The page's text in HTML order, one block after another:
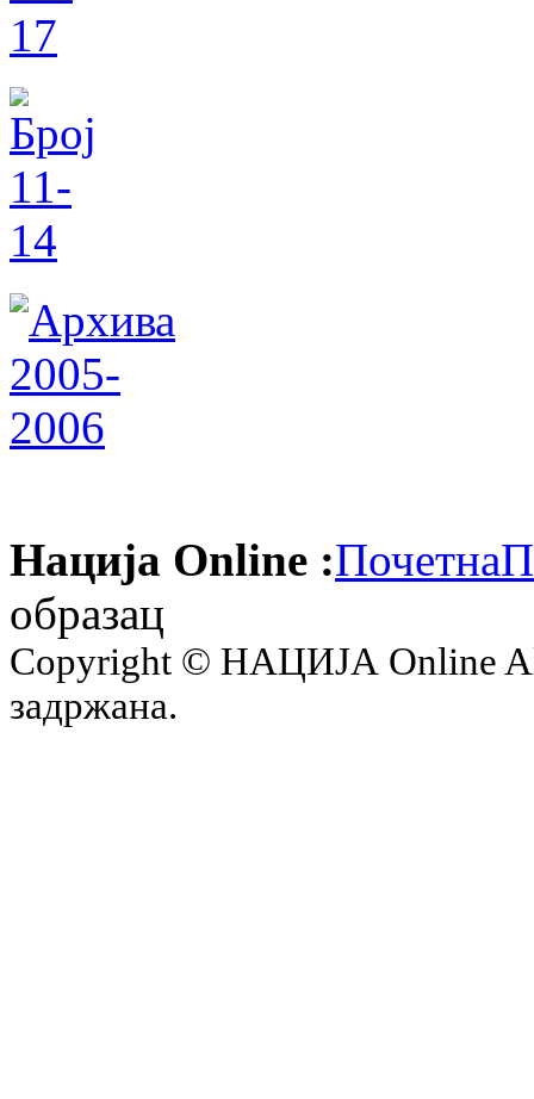
Нација Online :Почетна
образац
Copyright © НАЦИЈА Online
задржана.